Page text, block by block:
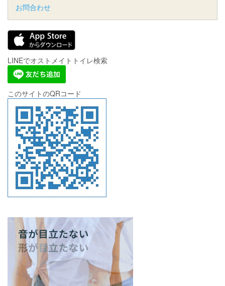
お問合わせ
LINEでオストメイトトイレ検索
このサイトのQRコード